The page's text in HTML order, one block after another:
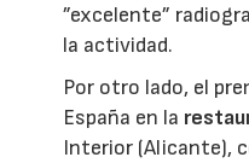
”excelente”
la actividad.
Por otro lado, el
España en la
Interior (Alicante),